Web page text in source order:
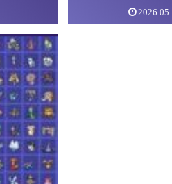
の実装と
チ アオキ
「アオキ
ラ」の性能
ル パッシ
ーマル 終
ト スペ
パシオ温泉
オキピッ
アオ…
ーズ 2026.06」 の開催